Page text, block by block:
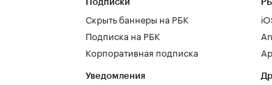
Скрыть баннеры на РБК
Подписка на РБК
Корпоративная подписка
Уведомления